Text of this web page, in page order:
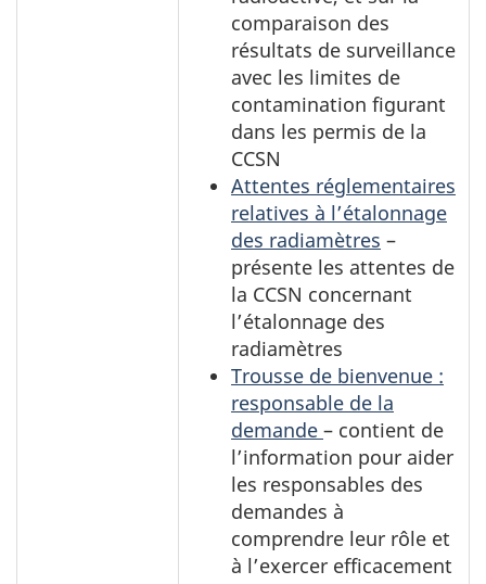
comparaison des
résultats de surveillance
avec les limites de
contamination figurant
dans les permis de la
CCSN
Attentes réglementaires
relatives à l’étalonnage
des radiamètres –
présente les attentes de
la CCSN concernant
l’étalonnage des
radiamètres
Trousse de bienvenue :
responsable de la
demande – contient de
l’information pour aider
les responsables des
demandes à
comprendre leur rôle et
à l’exercer efficacement